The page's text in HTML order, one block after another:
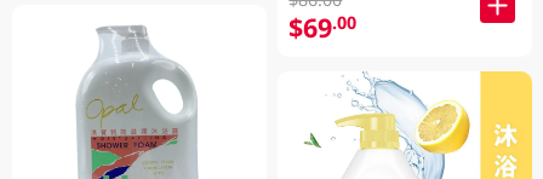
$69.00